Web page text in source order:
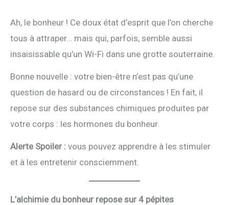
Ah, le bonheur ! Ce doux état d’esprit que l’on cherche
tous à attraper… mais qui, parfois, semble aussi
insaisissable qu’un Wi-Fi dans une grotte souterraine.
Bonne nouvelle : votre bien-être n’est pas qu’une
question de hasard ou de circonstances ! En fait, il
repose sur des substances chimiques produites par
votre corps : les hormones du bonheur.
Alerte Spoiler : vous pouvez apprendre à les stimuler
et à les entretenir consciemment.
L’alchimie du bonheur repose sur 4 pépites